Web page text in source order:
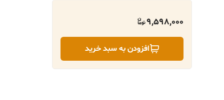
9,598,000
افزودن به سبد خرید